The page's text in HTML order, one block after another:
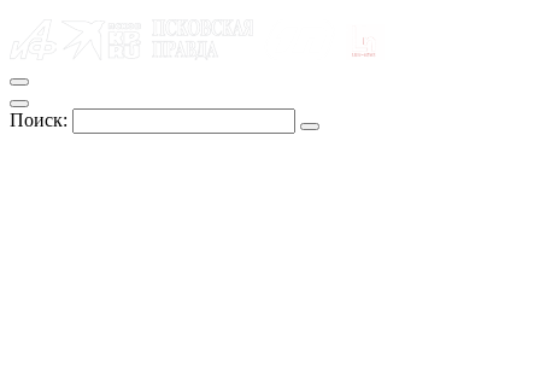
Поиск: